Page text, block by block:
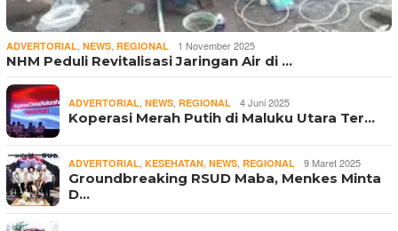
ADVERTORIAL, NEWS, REGIONAL 1 November 2025
NHM Peduli Revitalisasi Jaringan Air di …
ADVERTORIAL, NEWS, REGIONAL 4 Juni 2025
Koperasi Merah Putih di Maluku Utara Ter…
ADVERTORIAL, KESEHATAN, NEWS, REGIONAL 9 Maret 2025
Groundbreaking RSUD Maba, Menkes Minta
D…